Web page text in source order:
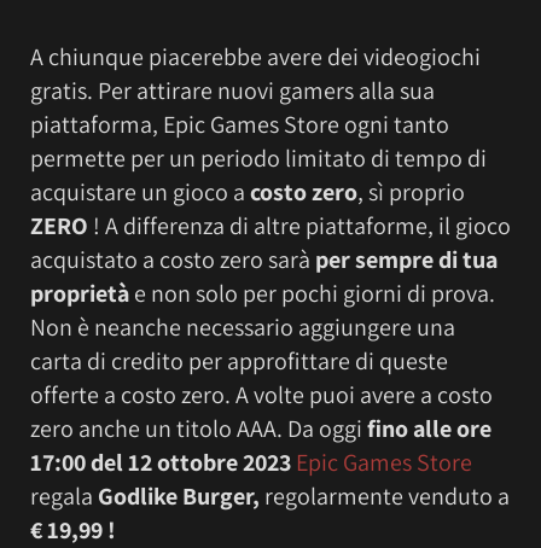
A chiunque piacerebbe avere dei videogiochi
gratis. Per attirare nuovi gamers alla sua
piattaforma, Epic Games Store ogni tanto
permette per un periodo limitato di tempo di
acquistare un gioco acosto zero, sì proprio
ZERO ! A differenza di altre piattaforme, il gioco
acquistato a costo zero sarà per sempre di tua
proprietàe non solo per pochi giorni di prova.
Non è neanche necessario aggiungere una
carta di credito per approfittare di queste
offerte a costo zero. A volte puoi avere a costo
zero anche un titolo AAA. Da oggifino alle ore
17:00 del 12 ottobre 2023 Epic Games Store
regala Godlike Burger, regolarmente venduto a
€ 19,99 !